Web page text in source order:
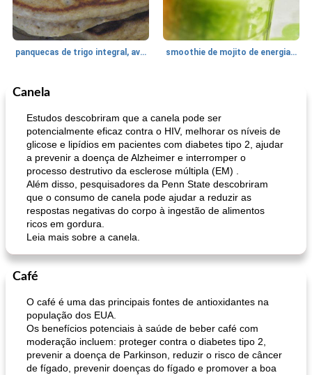
panquecas de trigo integral, aveia e banana smoothie de mojito de energia verde
Bebidas
bomba de caramelo
Canela
Estudos descobriram que a canela pode ser
potencialmente eficaz contra o HIV, melhorar os níveis de
glicose e lipídios em pacientes com diabetes tipo 2, ajudar
a prevenir a doença de Alzheimer e interromper o
processo destrutivo da esclerose múltipla (EM) .
Além disso, pesquisadores da Penn State descobriram
que o consumo de canela pode ajudar a reduzir as
respostas negativas do corpo à ingestão de alimentos
ricos em gordura.
Leia mais sobre a canela.
Café
O café é uma das principais fontes de antioxidantes na
população dos EUA.
Os benefícios potenciais à saúde de beber café com
moderação incluem: proteger contra o diabetes tipo 2,
prevenir a doença de Parkinson, reduzir o risco de câncer
de fígado, prevenir doenças do fígado e promover a boa